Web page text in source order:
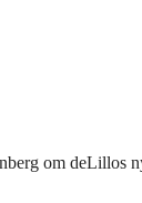
om deLillos